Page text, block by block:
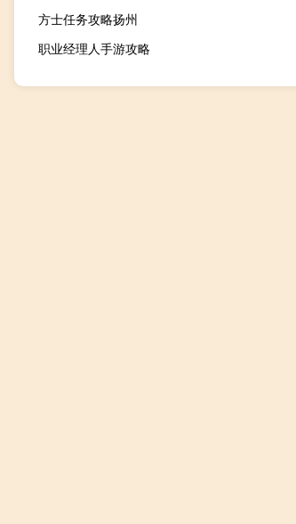
方士任务攻略扬州
职业经理人手游攻略